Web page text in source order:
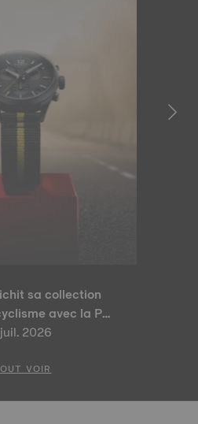
sa collection
avec la PR
2026 Édition
2026
VOIR